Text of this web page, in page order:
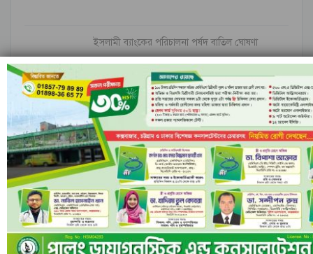
ইসলামী ব্যাংকের পরিচালনা পর্ষদ বাতিল ঘোষণা
নীল ঢেউয়ের জোয়ারে গোল করে ইতিহাস কুরাসাওয়ের
রাঙামাটির বরকলে নৌকাডুবি, নিখোঁজ ১
আগের পরবর্তী ১ এর ৬,৮৪৮